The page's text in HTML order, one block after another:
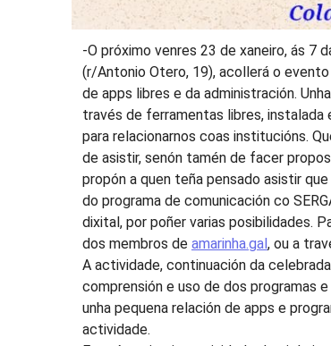
-O próximo venres 23 de xaneiro, ás 7
(r/Antonio Otero, 19), acollerá o
de apps libres e da administración.
través de ferramentas libres, instalada
para relacionarnos coas institucións.
de asistir, senón tamén de facer
propón a quen teña pensado asistir
do programa de comunicación co
dixital, por poñer varias posibilidades.
dos membros de amarinha.gal , ou a
A actividade, continuación da
comprensión e uso de dos programas
unha pequena relación de apps e
actividade.